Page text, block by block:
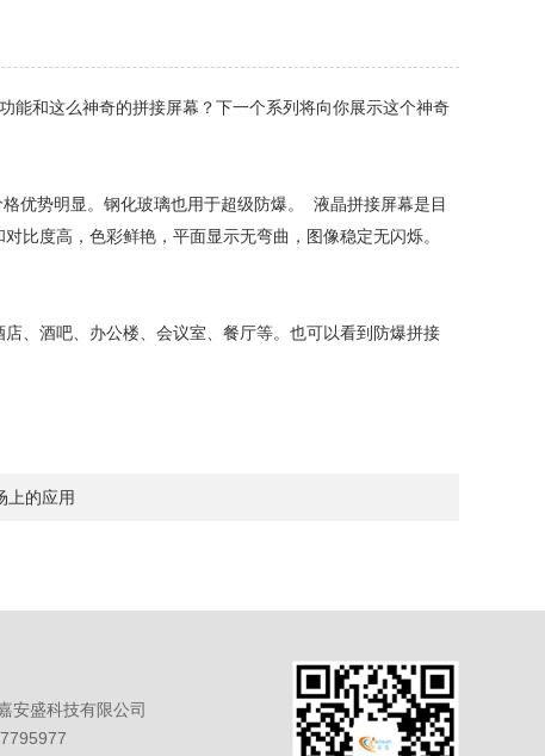
能和这么神奇的拼接屏幕？下一个系列将向你展示这个神奇
优势明显。钢化玻璃也用于超级防爆。 液晶拼接屏幕是目
比度高，色彩鲜艳，平面显示无弯曲，图像稳定无闪烁。
、酒吧、办公楼、会议室、餐厅等。也可以看到防爆拼接
上的应用
安盛科技有限公司